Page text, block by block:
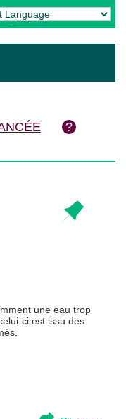
by Translate
une eau trop
ci est issu des